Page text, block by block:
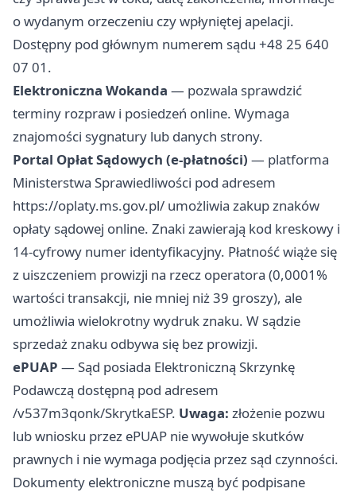
o wydanym orzeczeniu czy wpłyniętej apelacji.
Dostępny pod głównym numerem sądu +48 25 640
07 01.
Elektroniczna Wokanda — pozwala sprawdzić
terminy rozpraw i posiedzeń online. Wymaga
znajomości sygnatury lub danych strony.
Portal Opłat Sądowych (e-płatności) — platforma
Ministerstwa Sprawiedliwości pod adresem
https://oplaty.ms.gov.pl/ umożliwia zakup znaków
opłaty sądowej online. Znaki zawierają kod kreskowy i
14-cyfrowy numer identyfikacyjny. Płatność wiąże się
z uiszczeniem prowizji na rzecz operatora (0,0001%
wartości transakcji, nie mniej niż 39 groszy), ale
umożliwia wielokrotny wydruk znaku. W sądzie
sprzedaż znaku odbywa się bez prowizji.
ePUAP — Sąd posiada Elektroniczną Skrzynkę
Podawczą dostępną pod adresem
/v537m3qonk/SkrytkaESP. Uwaga: złożenie pozwu
lub wniosku przez ePUAP nie wywołuje skutków
prawnych i nie wymaga podjęcia przez sąd czynności.
Dokumenty elektroniczne muszą być podpisane